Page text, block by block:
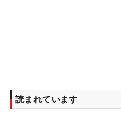
【LIVゴルファーの最終成績】
5位：ジョン・ラーム（-15）
読まれています